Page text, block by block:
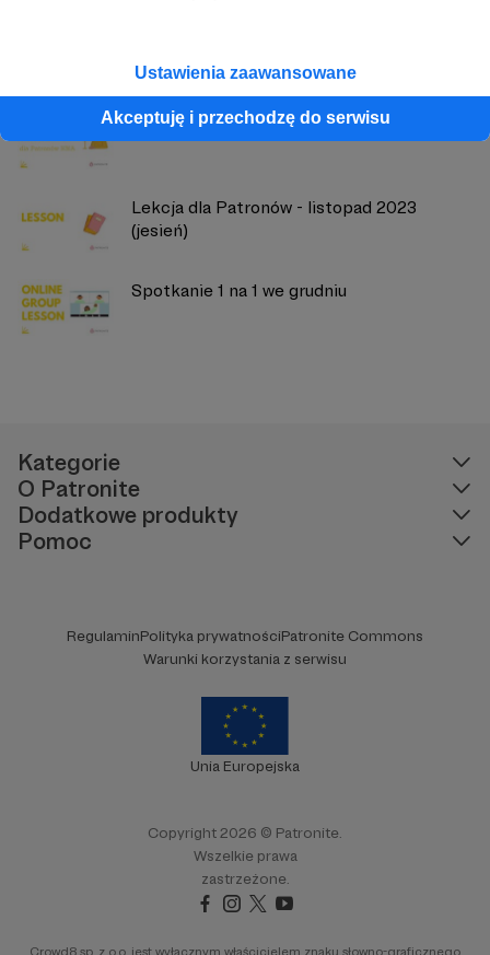
Ustawienia zaawansowane
Akceptuję i przechodzę do serwisu
Zadanie#46 (mental health)
Lekcja dla Patronów - listopad 2023
(jesień)
Spotkanie 1 na 1 we grudniu
Kategorie
O Patronite
Dodatkowe produkty
Pomoc
RegulaminPolityka prywatnościPatronite Commons
Warunki korzystania z serwisu
Unia Europejska
Copyright 2026 © Patronite.
Wszelkie prawa
zastrzeżone.
Crowd8 sp. z o.o. jest wyłącznym właścicielem znaku słowno-graficznego